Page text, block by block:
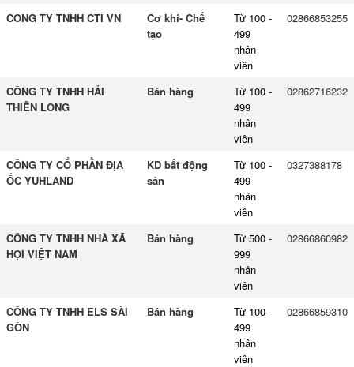
CÔNG TY TNHH CTI VN
Cơ khí- Chế
tạo
Từ 100 -
499
nhân
viên
02866853255
CÔNG TY TNHH HẢI
THIÊN LONG
Bán hàng
Từ 100 -
499
nhân
viên
02862716232
CÔNG TY CỔ PHẦN ĐỊA
ỐC YUHLAND
KD bất động
sản
Từ 100 -
499
nhân
viên
0327388178
CÔNG TY TNHH NHÀ XÃ
HỘI VIỆT NAM
Bán hàng
Từ 500 -
999
nhân
viên
02866860982
CÔNG TY TNHH ELS SÀI
GÒN
Bán hàng
Từ 100 -
499
nhân
viên
02866859310